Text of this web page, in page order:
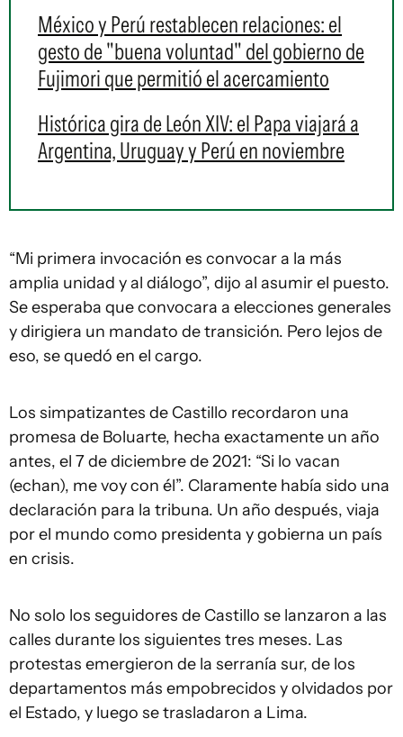
México y Perú restablecen relaciones: el
gesto de "buena voluntad" del gobierno de
Fujimori que permitió el acercamiento
Histórica gira de León XIV: el Papa viajará a
Argentina, Uruguay y Perú en noviembre
“Mi primera invocación es convocar a la más
amplia unidad y al diálogo”, dijo al asumir el puesto.
Se esperaba que convocara a elecciones generales
y dirigiera un mandato de transición. Pero lejos de
eso, se quedó en el cargo.
Los simpatizantes de Castillo recordaron una
promesa de Boluarte, hecha exactamente un año
antes, el 7 de diciembre de 2021: “Si lo vacan
(echan), me voy con él”. Claramente había sido una
declaración para la tribuna. Un año después, viaja
por el mundo como presidenta y gobierna un país
en crisis.
No solo los seguidores de Castillo se lanzaron a las
calles durante los siguientes tres meses. Las
protestas emergieron de la serranía sur, de los
departamentos más empobrecidos y olvidados por
el Estado, y luego se trasladaron a Lima.